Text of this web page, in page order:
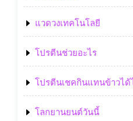
แวดวงเทคโนโลยี
โปรตีนช่วยอะไร
โปรตีนเชคกินแทนข้าวได้
โลกยานยนต์วันนี้